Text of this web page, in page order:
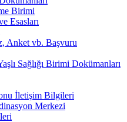
Birimi
Esasları
Anket vb. Başvuru
Sağlığı Birimi Dokümanları
İletişim Bilgileri
Merkezi